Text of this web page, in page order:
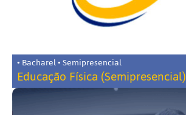
• Bacharel • Semipresencial
Educação Física (Semipresencial)